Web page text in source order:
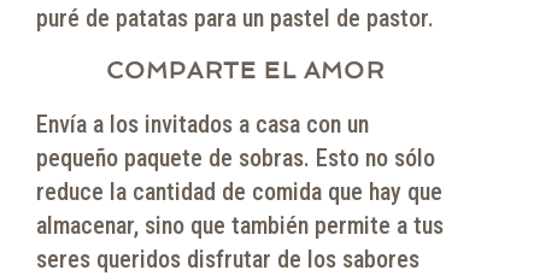
puré de patatas para un pastel de pastor.
COMPARTE EL AMOR
Envía a los invitados a casa con un
pequeño paquete de sobras. Esto no sólo
reduce la cantidad de comida que hay que
almacenar, sino que también permite a tus
seres queridos disfrutar de los sabores